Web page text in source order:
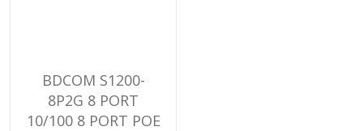
BDCOM S1200-
8P2G 8 PORT
10/100 8 PORT POE